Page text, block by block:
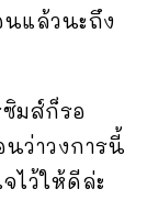
แล้วนะถึง
ซิมส์ก็รอ
นว่าวงการนี้
ไว้ให้ดีล่ะ